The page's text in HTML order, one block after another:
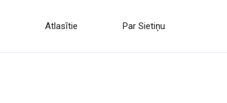
Atlasītie Par Sietiņu